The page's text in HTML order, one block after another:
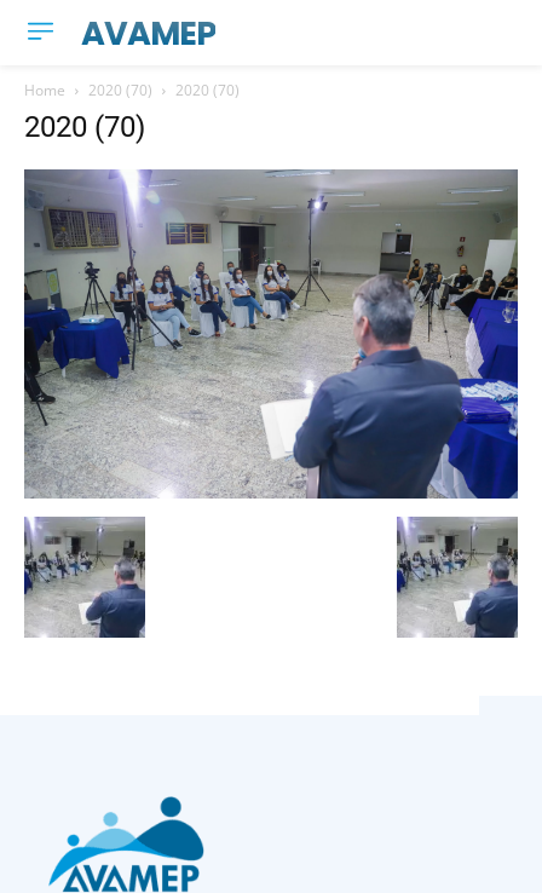
AVAMEP
Home 2020 (70) 2020 (70)
2020 (70)